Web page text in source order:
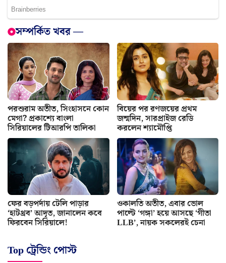
সম্পর্কিত খবর —
পরশুরাম অতীত, সিংহাসনে কোন
মেগা? প্রকাশ্যে বাংলা
সিরিয়ালের টিআরপি তালিকা
বিয়ের পর রণজয়ের প্রথম
জন্মদিন, সারপ্রাইজ রেডি
করলেন শ্যামৌপ্তি
ফের বড়পর্দায় টেলি পাড়ার
‘হাটথ্রব’ আদৃত, জানালেন কবে
ফিরবেন সিরিয়ালে!
ওকালতি অতীত, এবার ভোল
পাল্টে ‘গঙ্গা’ হয়ে আসছে ‘গীতা
LLB’, নায়ক সকলেরই চেনা
Top ট্রেন্ডিং পোস্ট